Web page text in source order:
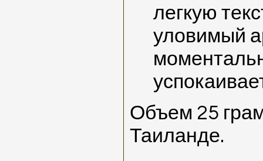
легкую
уловимый
Объем 25
Таиланде.